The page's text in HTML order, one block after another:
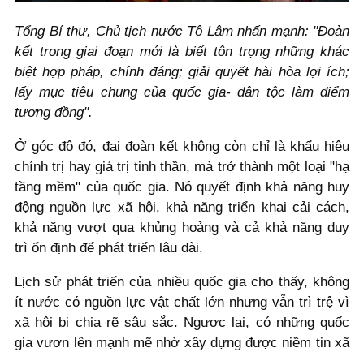
Tổng Bí thư, Chủ tịch nước Tô Lâm nhấn mạnh: "Đoàn
kết trong giai đoạn mới là biết tôn trọng những khác
biệt hợp pháp, chính đáng; giải quyết hài hòa lợi ích;
lấy mục tiêu chung của quốc gia- dân tộc làm điểm
tương đồng".
Ở góc độ đó, đại đoàn kết không còn chỉ là khẩu hiệu
chính trị hay giá trị tinh thần, mà trở thành một loại "hạ
tầng mềm" của quốc gia. Nó quyết định khả năng huy
động nguồn lực xã hội, khả năng triển khai cải cách,
khả năng vượt qua khủng hoảng và cả khả năng duy
trì ổn định để phát triển lâu dài.
Lịch sử phát triển của nhiều quốc gia cho thấy, không
ít nước có nguồn lực vật chất lớn nhưng vẫn trì trệ vì
xã hội bị chia rẽ sâu sắc. Ngược lại, có những quốc
gia vươn lên mạnh mẽ nhờ xây dựng được niềm tin xã